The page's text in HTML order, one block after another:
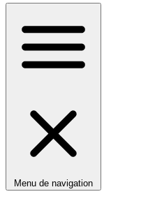
Menu de navigation